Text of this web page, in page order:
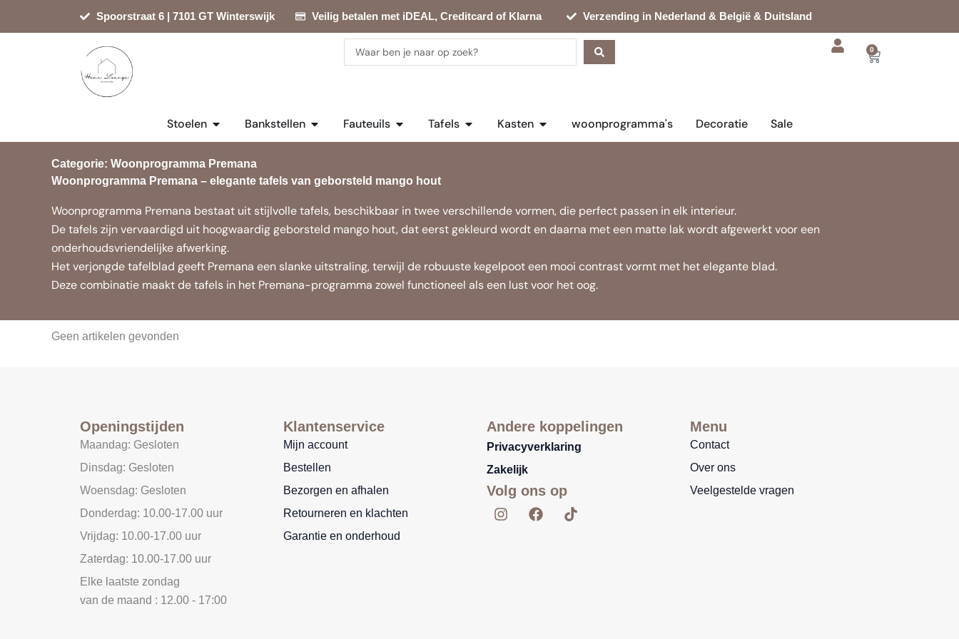
Spoorstraat 6 | 7101 GT Winterswijk Veilig betalen met iDEAL, Creditcard of Klarna Verzending in Nederland & België & Duitsland
Search
...
0
Cart
Stoelen Open Stoelen
Bankstellen Open Bankstellen
Fauteuils Open Fauteuils
Tafels Open Tafels
Kasten Open Kastenwoonprogramma's Decoratie Sale
Categorie: Woonprogramma Premana
Woonprogramma Premana – elegante tafels van geborsteld mango hout
Woonprogramma Premana bestaat uit stijlvolle tafels, beschikbaar in twee verschillende vormen, die perfect passen in elk interieur.
De tafels zijn vervaardigd uit hoogwaardig geborsteld mango hout, dat eerst gekleurd wordt en daarna met een matte lak wordt afgewerkt voor een
onderhoudsvriendelijke afwerking.
Het verjongde tafelblad geeft Premana een slanke uitstraling, terwijl de robuuste kegelpoot een mooi contrast vormt met het elegante blad.
Deze combinatie maakt de tafels in het Premana-programma zowel functioneel als een lust voor het oog.
Geen artikelen gevonden
Openingstijden
Maandag: Gesloten
Dinsdag: Gesloten
Woensdag: Gesloten
Donderdag: 10.00-17.00 uur
Vrijdag: 10.00-17.00 uur
Zaterdag: 10.00-17.00 uur
Elke laatste zondag
van de maand : 12.00 - 17:00
Klantenservice
Mijn account
Bestellen
Bezorgen en afhalen
Retourneren en klachten
Garantie en onderhoud
Andere koppelingen
Privacyverklaring
Zakelijk
Volg ons op
I
n
F
a
T
i
Menu
Contact
Over ons
Veelgestelde vragen